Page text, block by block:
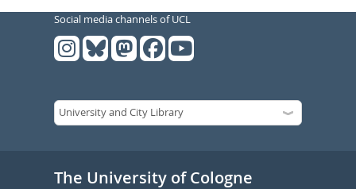
Social media channels of UCL
The University of Cologne